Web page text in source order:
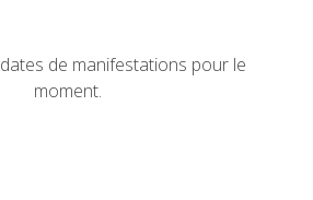
de manifestations pour le
moment.